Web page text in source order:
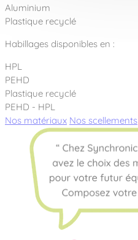
Aluminium
Plastique recyclé
Habillages disponibles en :
HPL
PEHD
Plastique recyclé
PEHD - HPL
Nos matériaux Nos scellements